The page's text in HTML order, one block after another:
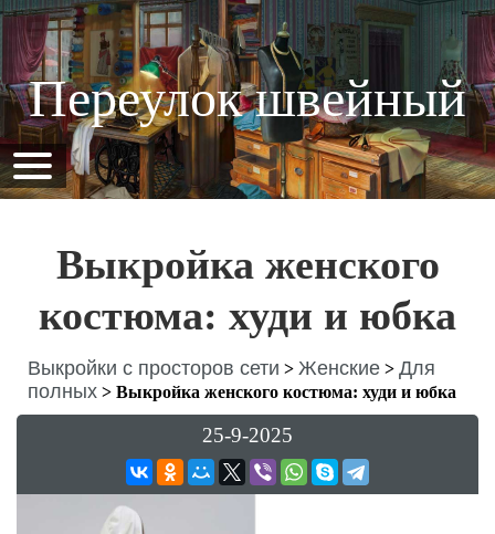
Переулок швейный
Выкройка женского
костюма: худи и юбка
Выкройки с просторов сети > Женские > Для
полных > Выкройка женского костюма: худи и юбка
25-9-2025